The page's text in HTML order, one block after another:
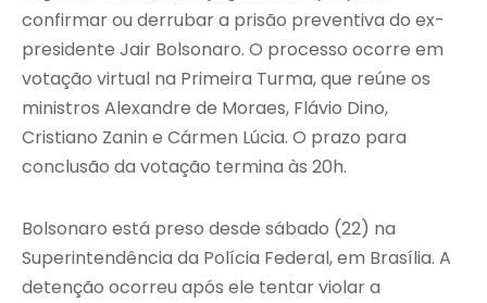
confirmar ou derrubar a prisão preventiva do ex-
presidente Jair Bolsonaro. O processo ocorre em
votação virtual na Primeira Turma, que reúne os
ministros Alexandre de Moraes, Flávio Dino,
Cristiano Zanin e Cármen Lúcia. O prazo para
conclusão da votação termina às 20h.
Bolsonaro está preso desde sábado (22) na
Superintendência da Polícia Federal, em Brasília. A
detenção ocorreu após ele tentar violar a